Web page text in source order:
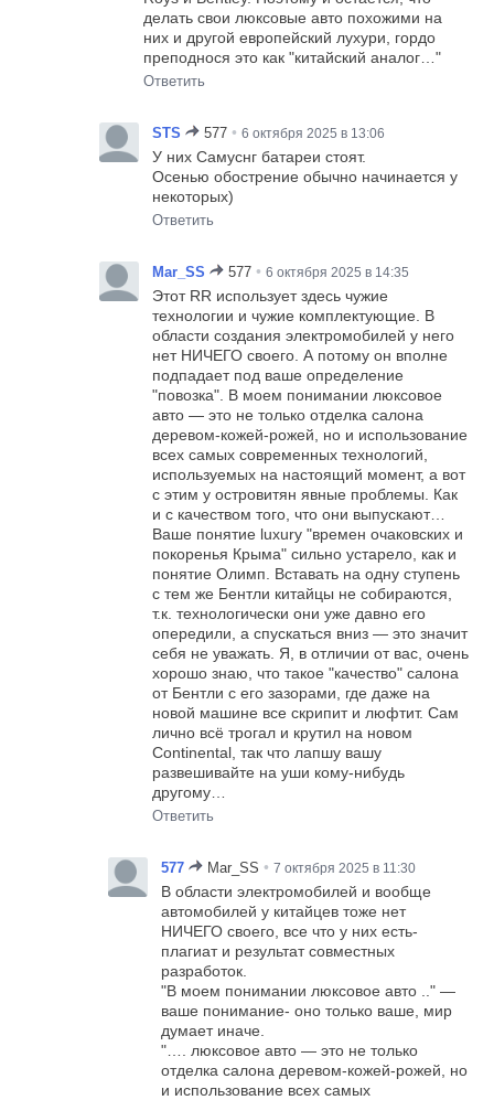
делать свои люксовые авто похожими на
них и другой европейский лухури, гордо
преподнося это как "китайский аналог…"
Ответить
STS 577 • 6 октября 2025 в 13:06
У них Самуснг батареи стоят.
Осенью обострение обычно начинается у
некоторых)
Ответить
Mar_SS 577 • 6 октября 2025 в 14:35
Этот RR использует здесь чужие
технологии и чужие комплектующие. В
области создания электромобилей у него
нет НИЧЕГО своего. А потому он вполне
подпадает под ваше определение
"повозка". В моем понимании люксовое
авто — это не только отделка салона
деревом-кожей-рожей, но и использование
всех самых современных технологий,
используемых на настоящий момент, а вот
с этим у островитян явные проблемы. Как
и с качеством того, что они выпускают…
Ваше понятие luxury "времен очаковских и
покоренья Крыма" сильно устарело, как и
понятие Олимп. Вставать на одну ступень
с тем же Бентли китайцы не собираются,
т.к. технологически они уже давно его
опередили, а спускаться вниз — это значит
себя не уважать. Я, в отличии от вас, очень
хорошо знаю, что такое "качество" салона
от Бентли с его зазорами, где даже на
новой машине все скрипит и люфтит. Сам
лично всё трогал и крутил на новом
Continental, так что лапшу вашу
развешивайте на уши кому-нибудь
другому…
Ответить
577 Mar_SS • 7 октября 2025 в 11:30
В области электромобилей и вообще
автомобилей у китайцев тоже нет
НИЧЕГО своего, все что у них есть-
плагиат и результат совместных
разработок.
"В моем понимании люксовое авто .." —
ваше понимание- оно только ваше, мир
думает иначе.
"…. люксовое авто — это не только
отделка салона деревом-кожей-рожей, но
и использование всех самых